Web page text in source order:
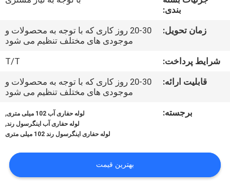
کنترل
کیفیت
تماس
اخبار
بندی:
زمان تحویل:
20-30 روز کاری که با توجه به محصولات و
موجودی های مختلف تنظیم می شود
شرایط پرداخت:
T/T
قابلیت ارائه:
20-30 روز کاری که با توجه به محصولات و
موجودی های مختلف تنظیم می شود
برجسته:
لوله حفاری آب 102 میلی متری ,
لوله حفاری آب اینگرسول رند,
لوله حفاری اینگرسول رند 102 میلی متری
بهترین قیمت